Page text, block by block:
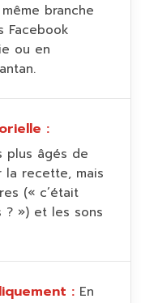
branche
Facebook
ou en
:
plus âgés de
la recette, mais
(« c’était
? ») et les sons
: En